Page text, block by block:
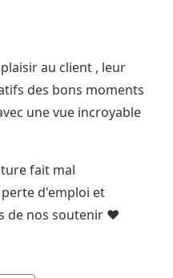
au client , leur
des bons moments
une vue incroyable
fait mal
d'emploi et
de nos soutenir ❤️